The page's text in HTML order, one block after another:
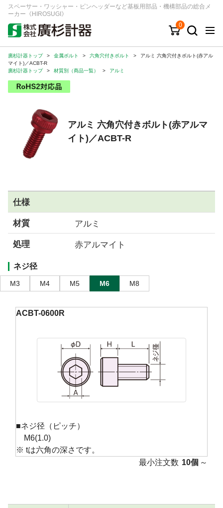
スペーサー・ワッシャー・ピンヘッダーなど基板用部品・機構部品の総合メ
ーカー《HIROSUGI》
0
キーワード 品番/シリーズ
商品カテゴリから探す
ジャンルから探す
シリーズから探す
ログイン
お問い合わせ窓口
廣杉計器トップ > 金属ボルト > 六角穴付きボルト >
アルミ 六角穴付きボルト(赤アル
マイト)／ACBT-R
廣杉計器トップ
> 材質別（商品一覧） > アルミ
アルミ 六角穴付きボルト(赤アルマ
イト)／ACBT-R
仕様
材質
アルミ
処理 赤アルマイト
ネジ径
M3 M4 M5 M6 M8
ACBT-0600R
■ネジ径（ピッチ）
M6(1.0)
※ tは六角の深さです。
最小注文数 10個 ～